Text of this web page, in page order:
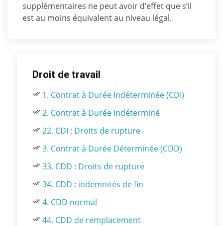
supplémentaires ne peut avoir d’effet que s’il
est au moins équivalent au niveau légal.
Droit de travail
1. Contrat à Durée Indéterminée (CDI)
2. Contrat à Durée Indéterminé
22. CDI : Droits de rupture
3. Contrat à Durée Déterminée (CDD)
33. CDD : Droits de rupture
34. CDD : indemnités de fin
4. CDD normal
44. CDD de remplacement